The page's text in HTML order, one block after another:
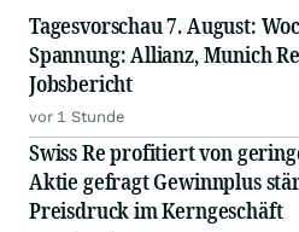
Tagesvorschau 7. August:
Spannung: Allianz, Munich
Jobsbericht
vor 1 Stunde
Swiss Re profitiert von
Aktie gefragt Gewinnplus
Preisdruck im Kerngeschäft